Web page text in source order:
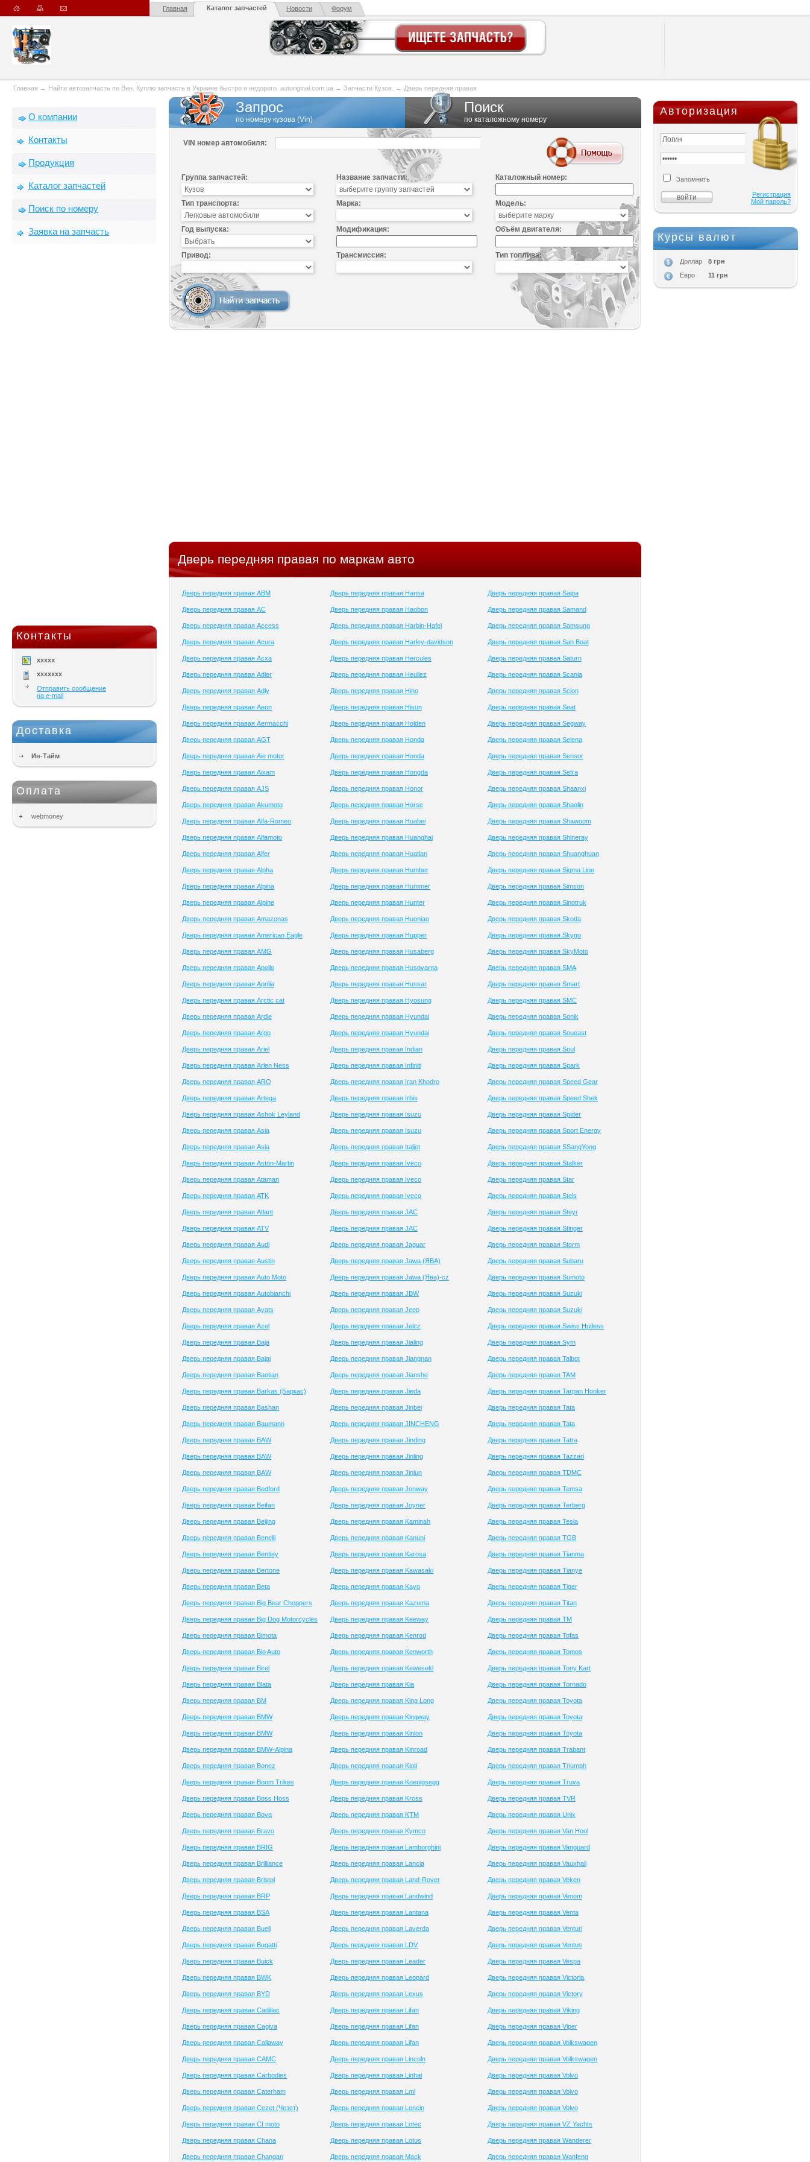
Главная Каталог запчастей Новости Форум
Главная → Найти автозапчасть по Вин. Куплю запчасть в Украине быстро и недорого. autoriginal.com.ua → Запчасти Кузов. → Дверь передняя правая
О компании
Контакты
Продукция
Каталог запчастей
Поиск по номеру
Заявка на запчасть
Контакты
xxxxx
xxxxxxx
Отправить сообщение
на e-mail
Доставка
Ин-Тайм
Оплата
webmoney
Запрос
по номеру кузова (Vin)
Поиск
по каталожному номеру
VIN номер автомобиля:
Группа запчастей: Название запчасти: Каталожный номер:
Тип транспорта: Марка: Модель:
Год выпуска: Модификация: Объём двигателя:
Привод: Трансмиссия: Тип топлива:
Дверь передняя правая по маркам авто
Дверь передняя правая ABM
Дверь передняя правая AC
Дверь передняя правая Access
Дверь передняя правая Acura
Дверь передняя правая Acxa
Дверь передняя правая Adler
Дверь передняя правая Adly
Дверь передняя правая Aeon
Дверь передняя правая Aermacchi
Дверь передняя правая AGT
Дверь передняя правая Aie motor
Дверь передняя правая Aixam
Дверь передняя правая AJS
Дверь передняя правая Akumoto
Дверь передняя правая Alfa-Romeo
Дверь передняя правая Alfamoto
Дверь передняя правая Alfer
Дверь передняя правая Alpha
Дверь передняя правая Alpina
Дверь передняя правая Alpine
Дверь передняя правая Amazonas
Дверь передняя правая American Eagle
Дверь передняя правая AMG
Дверь передняя правая Apollo
Дверь передняя правая Aprilia
Дверь передняя правая Arctic cat
Дверь передняя правая Ardie
Дверь передняя правая Argo
Дверь передняя правая Ariel
Дверь передняя правая Arlen Ness
Дверь передняя правая ARO
Дверь передняя правая Artega
Дверь передняя правая Ashok Leyland
Дверь передняя правая Asia
Дверь передняя правая Asia
Дверь передняя правая Aston-Martin
Дверь передняя правая Ataman
Дверь передняя правая ATK
Дверь передняя правая Atlant
Дверь передняя правая ATV
Дверь передняя правая Audi
Дверь передняя правая Austin
Дверь передняя правая Auto Moto
Дверь передняя правая Autobianchi
Дверь передняя правая Ayats
Дверь передняя правая Azel
Дверь передняя правая Baja
Дверь передняя правая Bajaj
Дверь передняя правая Baotian
Дверь передняя правая Barkas (Баркас)
Дверь передняя правая Bashan
Дверь передняя правая Baumann
Дверь передняя правая BAW
Дверь передняя правая BAW
Дверь передняя правая BAW
Дверь передняя правая Bedford
Дверь передняя правая Beifan
Дверь передняя правая Beijing
Дверь передняя правая Benelli
Дверь передняя правая Bentley
Дверь передняя правая Bertone
Дверь передняя правая Beta
Дверь передняя правая Big Bear Choppers
Дверь передняя правая Big Dog Motorcycles
Дверь передняя правая Bimota
Дверь передняя правая Bio Auto
Дверь передняя правая Birel
Дверь передняя правая Blata
Дверь передняя правая BM
Дверь передняя правая BMW
Дверь передняя правая BMW
Дверь передняя правая BMW-Alpina
Дверь передняя правая Bonez
Дверь передняя правая Boom Trikes
Дверь передняя правая Boss Hoss
Дверь передняя правая Bova
Дверь передняя правая Bravo
Дверь передняя правая BRIG
Дверь передняя правая Brilliance
Дверь передняя правая Bristol
Дверь передняя правая BRP
Дверь передняя правая BSA
Дверь передняя правая Buell
Дверь передняя правая Bugatti
Дверь передняя правая Buick
Дверь передняя правая BWK
Дверь передняя правая BYD
Дверь передняя правая Cadillac
Дверь передняя правая Cagiva
Дверь передняя правая Callaway
Дверь передняя правая CAMC
Дверь передняя правая Carbodies
Дверь передняя правая Caterham
Дверь передняя правая Cezet (Чезет)
Дверь передняя правая Cf moto
Дверь передняя правая Chana
Дверь передняя правая Changan
Дверь передняя правая Hansa
Дверь передняя правая Haobon
Дверь передняя правая Harbin-Hafei
Дверь передняя правая Harley-davidson
Дверь передняя правая Hercules
Дверь передняя правая Heuliez
Дверь передняя правая Hino
Дверь передняя правая Hisun
Дверь передняя правая Holden
Дверь передняя правая Honda
Дверь передняя правая Honda
Дверь передняя правая Hongda
Дверь передняя правая Honor
Дверь передняя правая Horse
Дверь передняя правая Huabei
Дверь передняя правая Huanghai
Дверь передняя правая Huatian
Дверь передняя правая Humber
Дверь передняя правая Hummer
Дверь передняя правая Hunter
Дверь передняя правая Huoniao
Дверь передняя правая Hupper
Дверь передняя правая Husaberg
Дверь передняя правая Husqvarna
Дверь передняя правая Hussar
Дверь передняя правая Hyosung
Дверь передняя правая Hyundai
Дверь передняя правая Hyundai
Дверь передняя правая Indian
Дверь передняя правая Infiniti
Дверь передняя правая Iran Khodro
Дверь передняя правая Irbis
Дверь передняя правая Isuzu
Дверь передняя правая Isuzu
Дверь передняя правая Italjet
Дверь передняя правая Iveco
Дверь передняя правая Iveco
Дверь передняя правая Iveco
Дверь передняя правая JAC
Дверь передняя правая JAC
Дверь передняя правая Jaguar
Дверь передняя правая Jawa (ЯВА)
Дверь передняя правая Jawa (Ява)-cz
Дверь передняя правая JBW
Дверь передняя правая Jeep
Дверь передняя правая Jelcz
Дверь передняя правая Jialing
Дверь передняя правая Jiangnan
Дверь передняя правая Jianshe
Дверь передняя правая Jieda
Дверь передняя правая Jinbei
Дверь передняя правая JINCHENG
Дверь передняя правая Jinding
Дверь передняя правая Jinling
Дверь передняя правая Jinlun
Дверь передняя правая Jonway
Дверь передняя правая Joyner
Дверь передняя правая Kaminah
Дверь передняя правая Kanuni
Дверь передняя правая Karosa
Дверь передняя правая Kawasaki
Дверь передняя правая Kayo
Дверь передняя правая Kazuma
Дверь передняя правая Keeway
Дверь передняя правая Kenrod
Дверь передняя правая Kenworth
Дверь передняя правая Kewesekl
Дверь передняя правая Kia
Дверь передняя правая King Long
Дверь передняя правая Kingway
Дверь передняя правая Kinlon
Дверь передняя правая Kinroad
Дверь передняя правая Kioti
Дверь передняя правая Koenigsegg
Дверь передняя правая Kross
Дверь передняя правая KTM
Дверь передняя правая Kymco
Дверь передняя правая Lamborghini
Дверь передняя правая Lancia
Дверь передняя правая Land-Rover
Дверь передняя правая Landwind
Дверь передняя правая Lantana
Дверь передняя правая Laverda
Дверь передняя правая LDV
Дверь передняя правая Leader
Дверь передняя правая Leopard
Дверь передняя правая Lexus
Дверь передняя правая Lifan
Дверь передняя правая Lifan
Дверь передняя правая Lifan
Дверь передняя правая Lincoln
Дверь передняя правая Linhai
Дверь передняя правая Lml
Дверь передняя правая Loncin
Дверь передняя правая Lotec
Дверь передняя правая Lotus
Дверь передняя правая Mack
Дверь передняя правая Saipa
Дверь передняя правая Samand
Дверь передняя правая Samsung
Дверь передняя правая San Boat
Дверь передняя правая Saturn
Дверь передняя правая Scania
Дверь передняя правая Scion
Дверь передняя правая Seat
Дверь передняя правая Segway
Дверь передняя правая Selena
Дверь передняя правая Sensor
Дверь передняя правая Setra
Дверь передняя правая Shaanxi
Дверь передняя правая Shaolin
Дверь передняя правая Shawoom
Дверь передняя правая Shineray
Дверь передняя правая Shuanghuan
Дверь передняя правая Sigma Line
Дверь передняя правая Simson
Дверь передняя правая Sinotruk
Дверь передняя правая Skoda
Дверь передняя правая Skygo
Дверь передняя правая SkyMoto
Дверь передняя правая SMA
Дверь передняя правая Smart
Дверь передняя правая SMC
Дверь передняя правая Sonik
Дверь передняя правая Soueast
Дверь передняя правая Soul
Дверь передняя правая Spark
Дверь передняя правая Speed Gear
Дверь передняя правая Speed Shek
Дверь передняя правая Spider
Дверь передняя правая Sport Energy
Дверь передняя правая SSangYong
Дверь передняя правая Stalker
Дверь передняя правая Star
Дверь передняя правая Stels
Дверь передняя правая Steyr
Дверь передняя правая Stinger
Дверь передняя правая Storm
Дверь передняя правая Subaru
Дверь передняя правая Sumoto
Дверь передняя правая Suzuki
Дверь передняя правая Suzuki
Дверь передняя правая Swiss Hutless
Дверь передняя правая Sym
Дверь передняя правая Talbot
Дверь передняя правая TAM
Дверь передняя правая Tarpan Honker
Дверь передняя правая Tata
Дверь передняя правая Tata
Дверь передняя правая Tatra
Дверь передняя правая Tazzari
Дверь передняя правая TDMC
Дверь передняя правая Temsa
Дверь передняя правая Terberg
Дверь передняя правая Tesla
Дверь передняя правая TGB
Дверь передняя правая Tianma
Дверь передняя правая Tianye
Дверь передняя правая Tiger
Дверь передняя правая Titan
Дверь передняя правая TM
Дверь передняя правая Tofas
Дверь передняя правая Tomos
Дверь передняя правая Tony Kart
Дверь передняя правая Tornado
Дверь передняя правая Toyota
Дверь передняя правая Toyota
Дверь передняя правая Toyota
Дверь передняя правая Trabant
Дверь передняя правая Triumph
Дверь передняя правая Truva
Дверь передняя правая TVR
Дверь передняя правая Unix
Дверь передняя правая Van Hool
Дверь передняя правая Vanguard
Дверь передняя правая Vauxhall
Дверь передняя правая Veken
Дверь передняя правая Venom
Дверь передняя правая Venta
Дверь передняя правая Venturi
Дверь передняя правая Ventus
Дверь передняя правая Vespa
Дверь передняя правая Victoria
Дверь передняя правая Victory
Дверь передняя правая Viking
Дверь передняя правая Viper
Дверь передняя правая Volkswagen
Дверь передняя правая Volkswagen
Дверь передняя правая Volvo
Дверь передняя правая Volvo
Дверь передняя правая Volvo
Дверь передняя правая VZ Yachts
Дверь передняя правая Wanderer
Дверь передняя правая Wanfeng
Авторизация
Запомнить
Регистрация
Мой пароль?
Курсы валют
Доллар
8 грн
Евро
11 грн